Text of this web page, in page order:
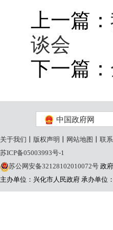
上一篇：
谈会
下一篇：
中国政府网
关于我们 版权声明 网站地图
联
苏ICP备05003993号-1
苏公网安备32128102010072号 政
主办单位：兴化市人民政府 承办单位